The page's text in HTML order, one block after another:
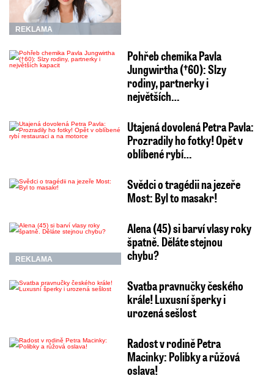
REKLAMA
Pohřeb chemika Pavla
Jungwirtha (†60): Slzy
rodiny, partnerky i
největších…
Utajená dovolená Petra Pavla:
Prozradily ho fotky! Opět v
oblíbené rybí…
Svědci o tragédii na jezeře
Most: Byl to masakr!
REKLAMA
Alena (45) si barví vlasy roky
špatně. Děláte stejnou
chybu?
Svatba pravnučky českého
krále! Luxusní šperky i
urozená sešlost
Radost v rodině Petra
Macinky: Polibky a růžová
oslava!